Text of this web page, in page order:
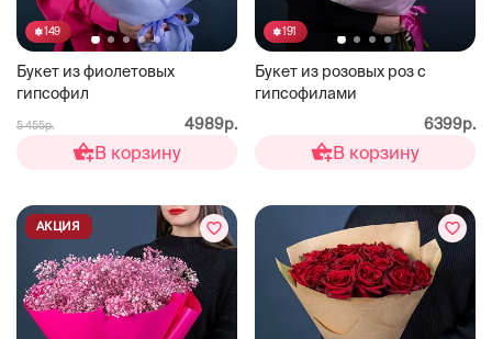
149
Букет из фиолетовых
гипсофил
5 455р. 4989р.
В корзину
191
Букет из розовых роз с
гипсофилами
6399р.
В корзину
АКЦИЯ